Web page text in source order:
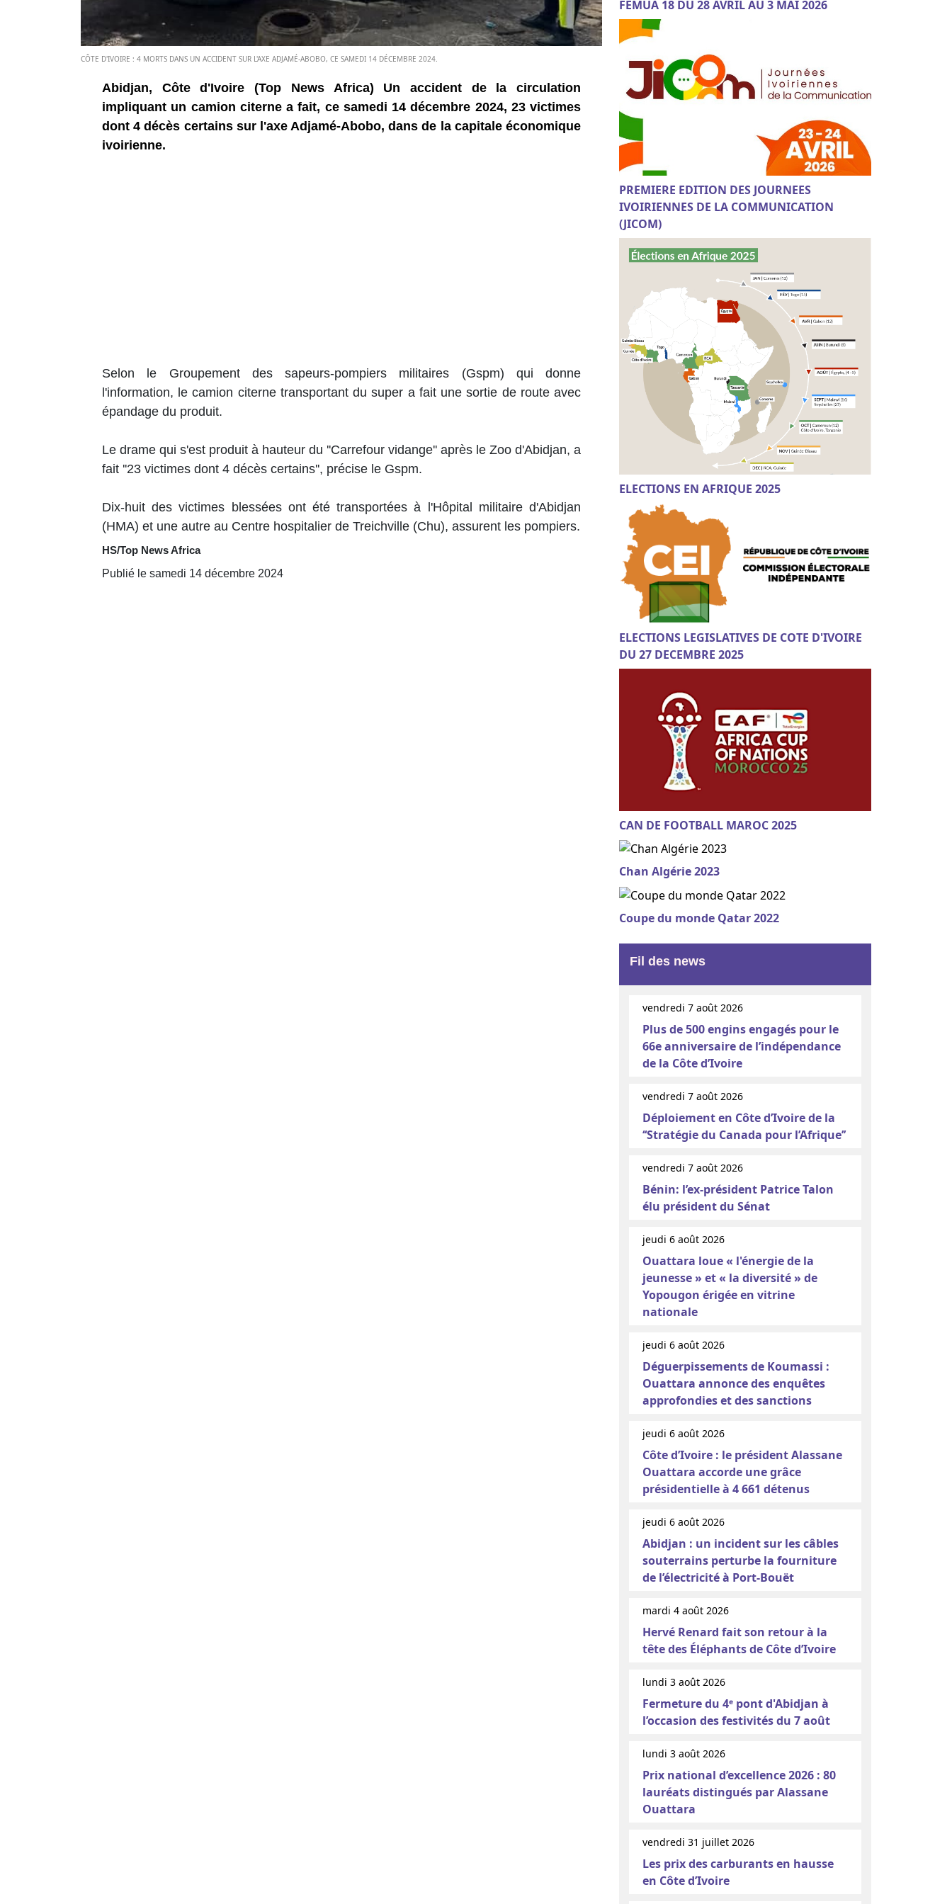
CÔTE D'IVOIRE : 4 MORTS DANS UN ACCIDENT SUR L'AXE ADJAMÉ-ABOBO, CE SAMEDI 14 DÉCEMBRE 2024.
Abidjan, Côte d'Ivoire (Top News Africa) Un accident de la circulation
impliquant un camion citerne a fait, ce samedi 14 décembre 2024, 23 victimes
dont 4 décès certains sur l'axe Adjamé-Abobo, dans de la capitale économique
ivoirienne.
Selon le Groupement des sapeurs-pompiers militaires (Gspm) qui donne
l'information, le camion citerne transportant du super a fait une sortie de route avec
épandage du produit.
Le drame qui s'est produit à hauteur du ''Carrefour vidange'' après le Zoo d'Abidjan, a
fait ''23 victimes dont 4 décès certains'', précise le Gspm.
Dix-huit des victimes blessées ont été transportées à l'Hôpital militaire d'Abidjan
(HMA) et une autre au Centre hospitalier de Treichville (Chu), assurent les pompiers.
HS/Top News Africa
Publié le samedi 14 décembre 2024
FEMUA 18 DU 28 AVRIL AU 3 MAI 2026
PREMIERE EDITION DES JOURNEES
IVOIRIENNES DE LA COMMUNICATION
(JICOM)
ELECTIONS EN AFRIQUE 2025
ELECTIONS LEGISLATIVES DE COTE D'IVOIRE
DU 27 DECEMBRE 2025
CAN DE FOOTBALL MAROC 2025
Chan Algérie 2023
Coupe du monde Qatar 2022
Fil des news
vendredi 7 août 2026
Plus de 500 engins engagés pour le
66e anniversaire de l’indépendance
de la Côte d’Ivoire
vendredi 7 août 2026
Déploiement en Côte d’Ivoire de la
‘‘Stratégie du Canada pour l’Afrique’’
vendredi 7 août 2026
Bénin: l’ex-président Patrice Talon
élu président du Sénat
jeudi 6 août 2026
Ouattara loue « l'énergie de la
jeunesse » et « la diversité » de
Yopougon érigée en vitrine
nationale
jeudi 6 août 2026
Déguerpissements de Koumassi :
Ouattara annonce des enquêtes
approfondies et des sanctions
jeudi 6 août 2026
Côte d’Ivoire : le président Alassane
Ouattara accorde une grâce
présidentielle à 4 661 détenus
jeudi 6 août 2026
Abidjan : un incident sur les câbles
souterrains perturbe la fourniture
de l’électricité à Port-Bouët
mardi 4 août 2026
Hervé Renard fait son retour à la
tête des Éléphants de Côte d’Ivoire
lundi 3 août 2026
Fermeture du 4ᵉ pont d'Abidjan à
l’occasion des festivités du 7 août
lundi 3 août 2026
Prix national d’excellence 2026 : 80
lauréats distingués par Alassane
Ouattara
vendredi 31 juillet 2026
Les prix des carburants en hausse
en Côte d’Ivoire